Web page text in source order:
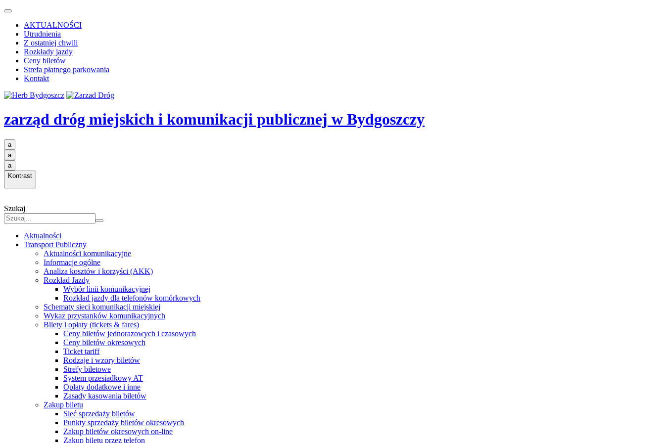
AKTUALNOŚCI
Utrudnienia
Z ostatniej chwili
Rozkłady jazdy
Ceny biletów
Strefa płatnego parkowania
Kontakt
zarząd dróg miejskich i komunikacji publicznej w Bydgoszczy
a
a
a
Kontrast
Szukaj
Aktualności
Transport Publiczny
Aktualności komunikacyjne
Informacje ogólne
Analiza kosztów i korzyści (AKK)
Rozkład Jazdy
Wybór linii komunikacyjnej
Rozkład jazdy dla telefonów komórkowych
Schematy sieci komunikacji miejskiej
Wykaz przystanków komunikacyjnych
Bilety i opłaty (tickets & fares)
Ceny biletów jednorazowych i czasowych
Ceny biletów okresowych
Ticket tariff
Rodzaje i wzory biletów
Strefy biletowe
System przesiadkowy AT
Opłaty dodatkowe i inne
Zasady kasowania biletów
Zakup biletu
Sieć sprzedaży biletów
Punkty sprzedaży biletów okresowych
Zakup biletów okresowych on-line
Zakup biletu przez telefon